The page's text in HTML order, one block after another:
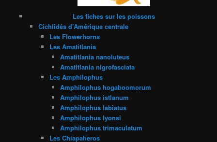
Les fiches sur les poissons
Cichlidés d’Amérique centrale
Les Flowerhorns
Les Amatitlania
Amatitlania nanoluteus
Amatitlania nigrofasciata
Les Amphilophus
Amphilophus hogaboomorum
Amphilophus istlanum
Amphilophus labiatus
Amphilophus lyonsi
Amphilophus trimaculatum
Les Chiapaheros